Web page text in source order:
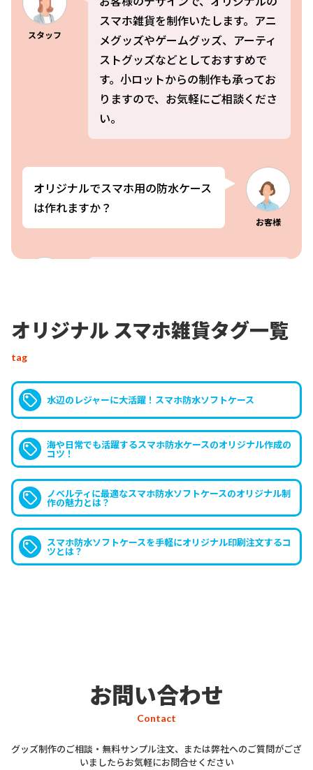
スタッフ
スマホ雑貨を制作いたします。アニ
メグッズやゲームグッズ、アーティ
ストグッズなどとしておすすめで
す。小ロットからの制作も承ってお
りますので、お気軽にご相談くださ
い。
お客様
オリジナルでスマホ用の防水ケース
は作れますか？
スマホ防水ソフトケース
」が制作
できます。ストラップとセットで全
リジナルのデザインを、高品質のフ
ルカラーUVインクジェット印刷で
ご提供いたします。
お客様
オリジナル スマホ雑貨「スマホ防
水ソフトケース」について詳しく知
りたいです。
リジナル
スマホ防水ソフトケース
です。スマートフォンを防水ソフト
ケースに入れたまま操作が可能で
す。透明度の高いクリアなケースで
すので撮影もバッチリです。カラー
オリジナル スマホ雑貨タグ一覧
tag
水辺のレジャーに大活躍！スマホ防水ソフトケース
海や日常でも活躍するスマホ防水ケースのオリジナル作成の
コツ！
ノベルティに最適なスマホ防水ソフトケースのオリジナル制
作の魅力とは？
スマホ防水ソフトケースを手軽にオリジナル印刷注文するコ
ツとは？
お問い合わせ
Contact
グッズ制作のご相談・無料サンプル注文、または弊社へのご質問がござ
いましたらお気軽にお問合せください